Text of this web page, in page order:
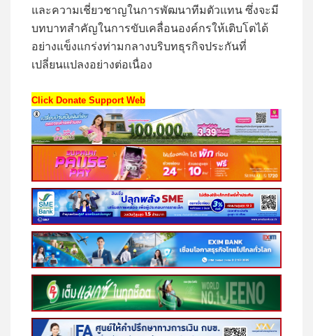
และความเชี่ยวชาญในการพัฒนาทีมตัวแทน ซึ่งจะมี
บทบาทสำคัญในการขับเคลื่อนองค์กรให้เติบโตได้
อย่างแข็งแกร่งท่ามกลางบริบทธุรกิจประกันที่
เปลี่ยนแปลงอย่างต่อเนื่อง
Click Donate Support Web